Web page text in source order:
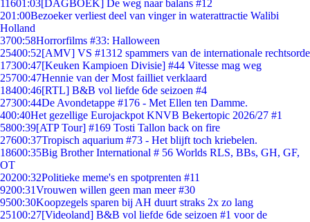
11601:03[DAGBOEK] De weg naar balans #12
201:00Bezoeker verliest deel van vinger in waterattractie Walibi
Holland
3700:58Horrorfilms #33: Halloween
25400:52[AMV] VS #1312 spammers van de internationale rechtsorde
17300:47[Keuken Kampioen Divisie] #44 Vitesse mag weg
25700:47Hennie van der Most failliet verklaard
18400:46[RTL] B&B vol liefde 6de seizoen #4
27300:44De Avondetappe #176 - Met Ellen ten Damme.
400:40Het gezellige Eurojackpot KNVB Bekertopic 2026/27 #1
5800:39[ATP Tour] #169 Tosti Tallon back on fire
27600:37Tropisch aquarium #73 - Het blijft toch kriebelen.
18600:35Big Brother International # 56 Worlds RLS, BBs, GH, GF,
OT
20200:32Politieke meme's en spotprenten #11
9200:31Vrouwen willen geen man meer #30
9500:30Koopzegels sparen bij AH duurt straks 2x zo lang
25100:27[Videoland] B&B vol liefde 6de seizoen #1 voor de